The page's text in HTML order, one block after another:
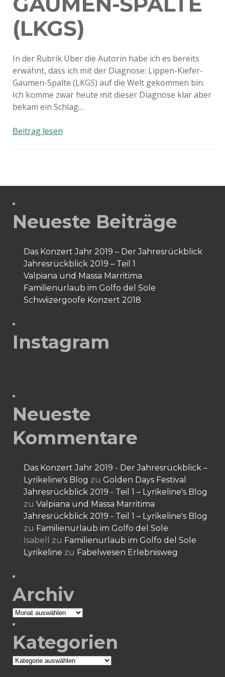
(LKGS)
In der Rubrik Über die Autorin habe ich es bereits
erwähnt, dass ich mit der Diagnose: Lippen-Kiefer-
Gaumen-Spalte (LKGS) auf die Welt gekommen bin.
Ich komme zwar heute mit dieser Diagnose klar aber
bekam ein Schlag…
Beitrag lesenDiagnose:
Neueste Beiträge
Das Konzert Jahr 2019 – Der Jahresrückblick
Jahresrückblick 2019 – Teil 1
Valpiana und Massa Marritima
Familienurlaub im Golfo del Sole
Schwiizergoofe Konzert 2018
Instagram
Neueste
Kommentare
Das Konzert Jahr 2019 - Der Jahresrückblick –
Lyrikeline's Blog zu Golden Days Festival
Jahresrückblick 2019 - Teil 1 – Lyrikeline's Blog
zu Valpiana und Massa Marritima
Jahresrückblick 2019 - Teil 1 – Lyrikeline's Blog
zu Familienurlaub im Golfo del Sole
Isabell
zu Familienurlaub im Golfo del Sole
Lyrikeline zu Fabelwesen Erlebnisweg
Archiv
Archiv
Kategorien
Kategorien